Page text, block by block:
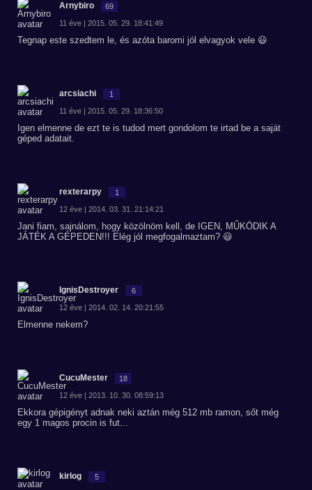
Arnybiro 69
11 éve | 2015. 05. 29. 18:41:49
Tegnap este szedtem le, és azóta baromi jól elvagyok vele 😃
arcsiachi 1
11 éve | 2015. 05. 29. 18:36:50
Igen elmenne de ezt te is tudod mert gondolom te irtad be a saját
géped adatait.
rexterarpy 1
12 éve | 2014. 03. 31. 21:14:21
Jani fiam, sajnálom, hogy közölnöm kell, de IGEN, MŰKÖDIK A
JÁTÉK A GÉPEDEN!!! Elég jól megfogalmaztam? 😃
IgnisDestroyer 6
12 éve | 2014. 02. 14. 20:21:55
Elmenne nekem?
CucuMester 18
12 éve | 2013. 10. 30. 08:59:13
Ekkora gépigényt adnak neki aztán még 512 mb ramon, sőt még
egy 1 magos procin is fut...
kirlog 5